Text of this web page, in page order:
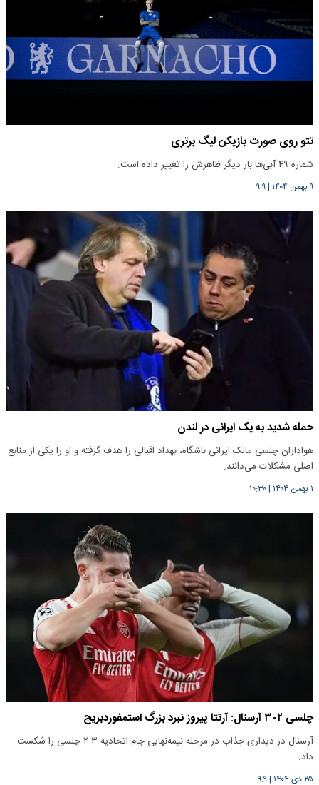
تتو روی صورت بازیکن لیگ برتری
شماره ۴۹ آبی‌ها بار دیگر ظاهرش را تغییر داده است.
۹ بهمن ۱۴۰۴ |۹:۹
حمله شدید به یک ایرانی در لندن
هواداران چلسی مالک ایرانی باشگاه، بهداد اقبالی را هدف گرفته و او را یکی از منابع
اصلی مشکلات می‌دانند.
۱ بهمن ۱۴۰۴ |۱۰:۳۰
چلسی ۲-۳ آرسنال: آرتتا پیروز نبرد بزرگ استمفوردبریج
آرسنال در دیداری جذاب در مرحله نیمه‌نهایی جام اتحادیه ۳-۲ چلسی را شکست
داد.
۲۵ دی ۱۴۰۴ |۹:۹